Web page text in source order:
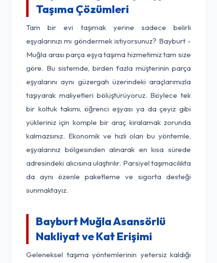
Taşıma Çözümleri
Tam bir evi taşımak yerine sadece belirli
eşyalarınızı mı göndermek istiyorsunuz? Bayburt -
Muğla arası parça eşya taşıma hizmetimiz tam size
göre. Bu sistemde, birden fazla müşterinin parça
eşyalarını aynı güzergah üzerindeki araçlarımızla
taşıyarak maliyetleri bölüştürüyoruz. Böylece tek
bir koltuk takımı, öğrenci eşyası ya da çeyiz gibi
yükleriniz için komple bir araç kiralamak zorunda
kalmazsınız. Ekonomik ve hızlı olan bu yöntemle,
eşyalarınız bölgesinden alınarak en kısa sürede
adresindeki alıcısına ulaştırılır. Parsiyel taşımacılıkta
da aynı özenle paketleme ve sigorta desteği
sunmaktayız.
Bayburt Muğla Asansörlü
Nakliyat ve Kat Erişimi
Geleneksel taşıma yöntemlerinin yetersiz kaldığı